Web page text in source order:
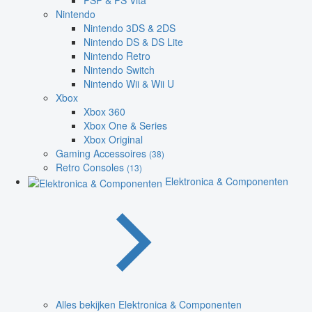
Nintendo
Nintendo 3DS & 2DS
Nintendo DS & DS Lite
Nintendo Retro
Nintendo Switch
Nintendo Wii & Wii U
Xbox
Xbox 360
Xbox One & Series
Xbox Original
Gaming Accessoires (38)
Retro Consoles (13)
Elektronica & Componenten
Alles bekijken Elektronica & Componenten